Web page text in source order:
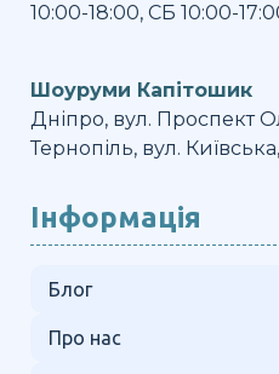
10:00-18:00, СБ 10:00-
Шоуруми Капітошик
Дніпро, вул. Проспект
Тернопіль, вул.
Інформація
Блог
Про нас